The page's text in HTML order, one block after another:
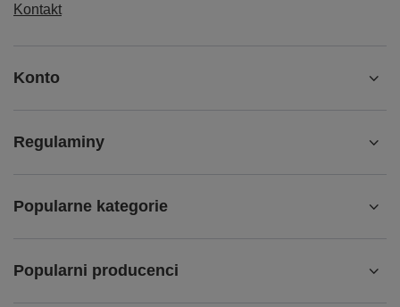
Kontakt
Konto
Regulaminy
Popularne kategorie
Popularni producenci